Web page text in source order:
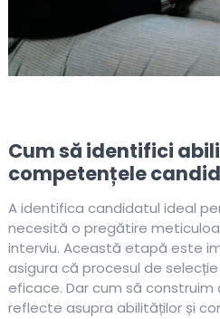
Cum să identifici
competențele
A identifica candidatul ideal
necesită o pregătire
interviu. Această etapă este
asigura că procesul de
eficace. Dar cum să
reflecte asupra abilităților și